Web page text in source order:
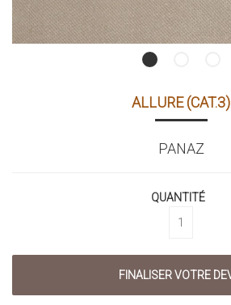
ALLURE (CAT.3)
PANAZ
QUANTITÉ